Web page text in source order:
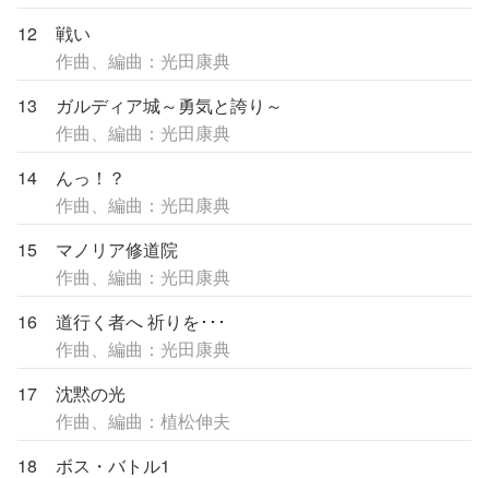
12
戦い
作曲、編曲：光田康典
13
ガルディア城～勇気と誇り～
作曲、編曲：光田康典
14
んっ！？
作曲、編曲：光田康典
15
マノリア修道院
作曲、編曲：光田康典
16
道行く者へ 祈りを･･･
作曲、編曲：光田康典
17
沈黙の光
作曲、編曲：植松伸夫
18
ボス・バトル1